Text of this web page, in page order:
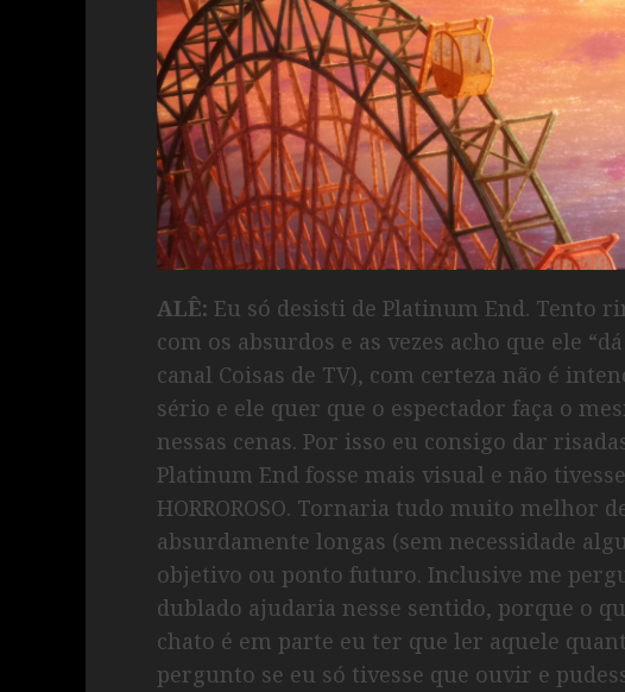
ALÊ: Eu só desisti de Platinum End. Tento
com os absurdos e as vezes acho que ele
canal Coisas de TV), com certeza não é
sério e ele quer que o espectador faça o
nessas cenas. Por isso eu consigo dar
Platinum End fosse mais visual e não
HORROROSO. Tornaria tudo muito melhor
absurdamente longas (sem necessidade
objetivo ou ponto futuro. Inclusive me
dublado ajudaria nesse sentido, porque o
chato é em parte eu ter que ler aquele
pergunto se eu só tivesse que ouvir e